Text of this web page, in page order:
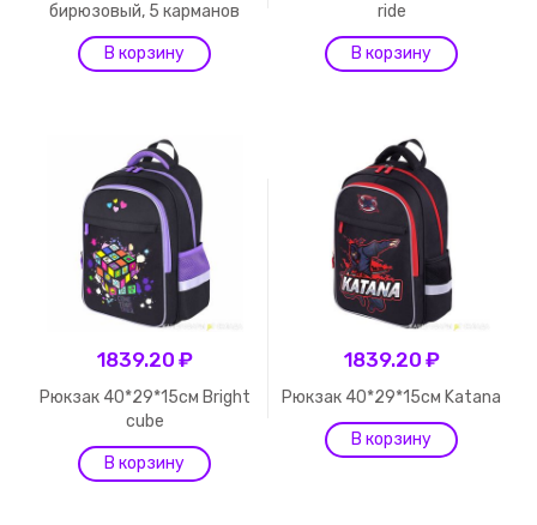
бирюзовый, 5 карманов
ride
1839.20 ₽
Рюкзак 40*29*15см Bright
cube
1839.20 ₽
Рюкзак 40*29*15см Katana